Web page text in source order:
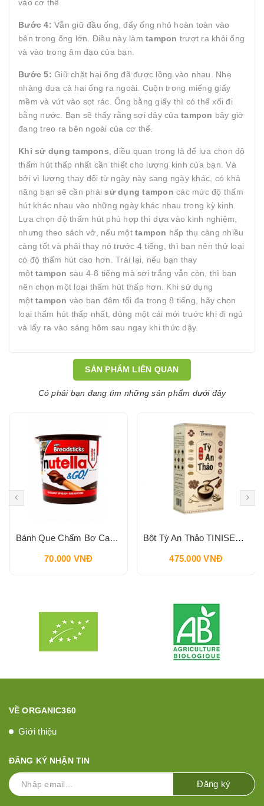
vào cơ thể.
Bước 4: Vẫn giữ đầu ống, đẩy ống nhỏ hoàn toàn vào
bên trong ống lớn. Điều này làm tampon trượt ra khỏi ống
và vào trong âm đạo của bạn.
Bước 5: Giữ chặt hai ống đã được lồng vào nhau. Nhẹ
nhàng đưa cả hai ống ra ngoài. Cuộn trong miếng giấy
mềm và vứt vào sọt rác. Ống bằng giấy thì có thể xối đi
bằng nước. Bạn sẽ thấy rằng sợi dây của tampon bây giờ
đang treo ra bên ngoài của cơ thể.
Khi sử dụng tampons , điều quan trọng là để lựa chọn độ
thấm hút thấp nhất cần thiết cho lượng kinh của bạn. Và
bởi vì lượng thay đổi từ ngày này sang ngày khác, có khả
năng bạn sẽ cần phảisử dụng tampon các mức độ thấm
hút khác nhau vào những ngày khác nhau trong kỳ kinh.
Lựa chọn độ thấm hút phù hợp thì dựa vào kinh nghiệm,
nhưng theo sách vở, nếu một tampon hấp thụ càng nhiều
càng tốt và phải thay nó trước 4 tiếng, thì bạn nên thử loại
có độ thấm hút cao hơn. Trái lại, nếu bạn thay
một tampon sau 4-8 tiếng mà sợi trắng vẫn còn, thì bạn
nên chọn một loại thấm hút thấp hơn. Khi sử dụng
mộttampon vào ban đêm tối đa trong 8 tiếng, hãy chọn
loại thấm hút thấp nhất, dùng một cái mới trước khi đi ngủ
và lấy ra vào sáng hôm sau ngay khi thức dậy.
SẢN PHẨM LIÊN QUAN
Có phải bạn đang tìm những sản phẩm dưới đây
Bánh Que Chấm Bơ Cacao Hạt Phỉ Snack Nutella & Go Breadstick 52g
70.000 VNĐ
Bột Tỳ An Thảo TINISEED 450g
475.000 VNĐ
VỀ ORGANIC360
Giới thiệu
ĐĂNG KÝ NHẬN TIN
Đăng ký